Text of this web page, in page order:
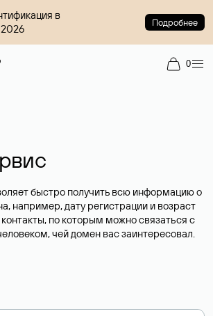
в
Подробнее
0
быстро получить всю информацию о
например, дату регистрации и возраст
по которым можно связаться с
чей домен вас заинтересовал.